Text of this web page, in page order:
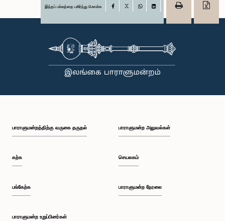
இந்தப் பக்கத்தை பகிர்ந்து கொள்க Facebook
பாராளுமன்றத்திற்கு வருகை தருதல்
கற்க
பங்கேற்க
பாராளுமன்ற உறுப்பினர்கள்
பாராளுமன்ற அலுவல்கள்
செயலகம்
பாராளுமன்ற நேரலை